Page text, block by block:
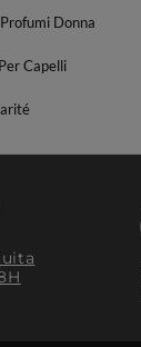
Donna
Capelli